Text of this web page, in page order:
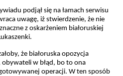
podjął się na łamach serwisu
uwagę, iż stwierdzenie, że nie
z oskarżeniem białoruskiej
że białoruska opozycja
obywateli w błąd, bo to ona
operacji. W ten sposób